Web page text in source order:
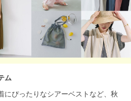
ム
にぴったりなシアーベストなど、秋